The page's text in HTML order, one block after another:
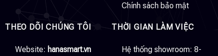
Chính sách bảo mật
THEO DÕI CHÚNG TÔI
Website: hanasmart.vn
THỜI GIAN LÀM VIỆC
Hệ thống showroom: 8-